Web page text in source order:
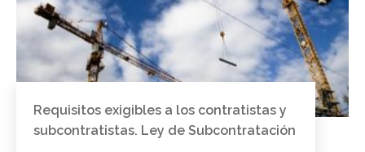
Requisitos exigibles a los contratistas y
subcontratistas. Ley de Subcontratación